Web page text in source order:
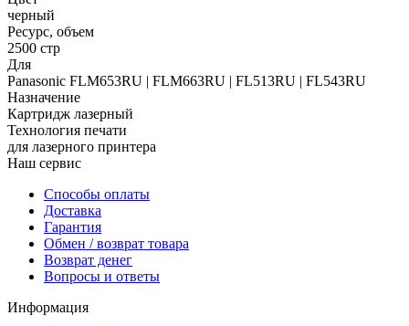
черный
Ресурс, объем
2500 стр
Для
Panasonic FLM653RU | FLM663RU | FL513RU | FL543RU
Назначение
Картридж лазерный
Технология печати
для лазерного принтера
Наш сервис
Способы оплаты
Доставка
Гарантия
Обмен / возврат товара
Возврат денег
Вопросы и ответы
Информация